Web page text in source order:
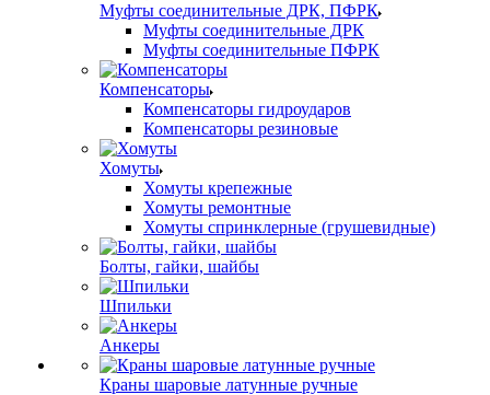
Муфты соединительные ДРК, ПФРК
Муфты соединительные ДРК
Муфты соединительные ПФРК
Компенсаторы
Компенсаторы гидроударов
Компенсаторы резиновые
Хомуты
Хомуты крепежные
Хомуты ремонтные
Хомуты спринклерные (грушевидные)
Болты, гайки, шайбы
Шпильки
Анкеры
Краны шаровые латунные ручные